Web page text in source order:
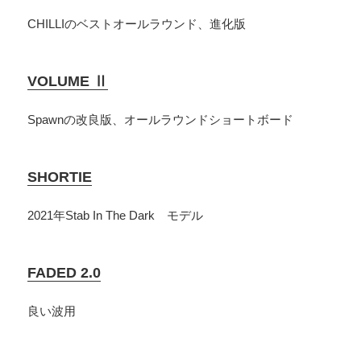
CHILLIのベストオールラウンド、進化版
VOLUME Ⅱ
Spawnの改良版、オールラウンドショートボード
SHORTIE
2021年Stab In The Dark モデル
FADED 2.0
良い波用